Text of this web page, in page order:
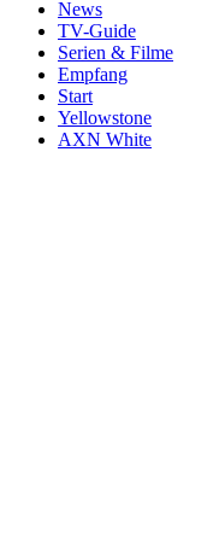
News
TV-Guide
Serien & Filme
Empfang
Start
Yellowstone
AXN White